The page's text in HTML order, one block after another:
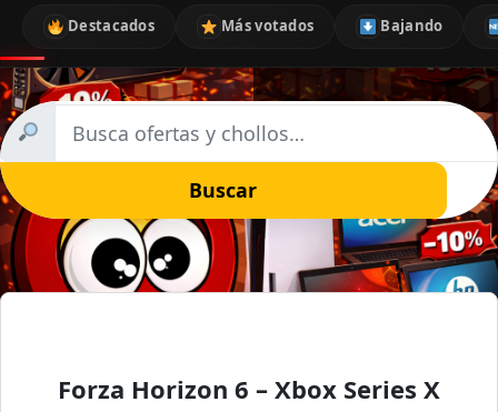
Destacados Más votados Bajando
Buscar
Forza Horizon 6 – Xbox Series X